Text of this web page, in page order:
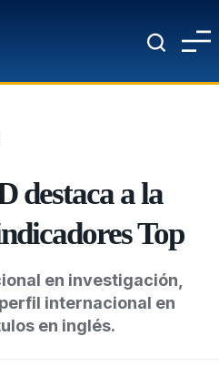
destaca a la
Top
en investigación,
internacional en
en inglés.